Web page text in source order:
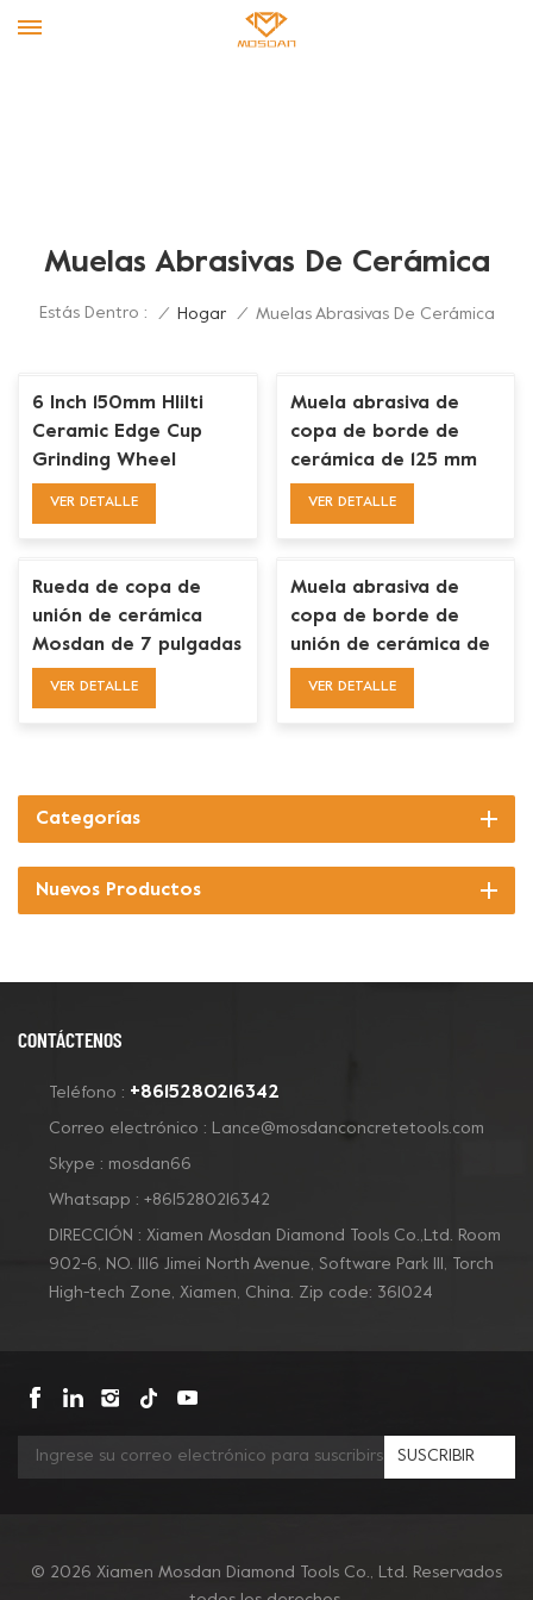
Muelas Abrasivas De Cerámica
Estás Dentro : / Hogar / Muelas Abrasivas De Cerámica
6 Inch 150mm HIilti
Ceramic Edge Cup
Grinding Wheel
VER DETALLE
Muela abrasiva de
copa de borde de
cerámica de 125 mm
sin rosca para
VER DETALLE
Rueda de copa de
unión de cerámica
Mosdan de 7 pulgadas
y 180 mm para
VER DETALLE
Muela abrasiva de
copa de borde de
unión de cerámica de
5 pulgadas para
VER DETALLE
Categorías
Nuevos Productos
CONTÁCTENOS
Teléfono : +8615280216342
Correo electrónico : Lance@mosdanconcretetools.com
Skype : mosdan66
Whatsapp : +8615280216342
DIRECCIÓN : Xiamen Mosdan Diamond Tools Co.,Ltd. Room
902-6, NO. 1116 Jimei North Avenue, Software Park Ill, Torch
High-tech Zone, Xiamen, China. Zip code: 361024
SUSCRIBIR
© 2026 Xiamen Mosdan Diamond Tools Co., Ltd. Reservados